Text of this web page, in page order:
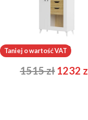
Barris 12
1515zł 1232
Taniej o wartość VAT